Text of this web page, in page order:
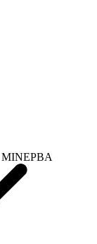
ΜΙΝΕΡΒΑ